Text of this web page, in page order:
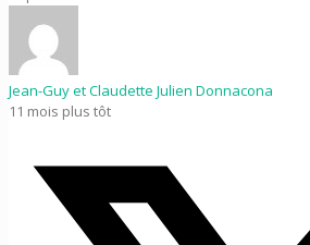
Jean-Guy et Claudette Julien Donnacona
11 mois plus tôt